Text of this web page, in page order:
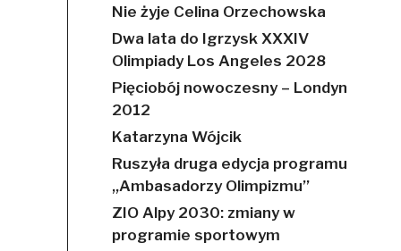
Nie żyje Celina Orzechowska
Dwa lata do Igrzysk XXXIV
Olimpiady Los Angeles 2028
Pięciobój nowoczesny – Londyn
2012
Katarzyna Wójcik
Ruszyła druga edycja programu
,,Ambasadorzy Olimpizmu’’
ZIO Alpy 2030: zmiany w
programie sportowym